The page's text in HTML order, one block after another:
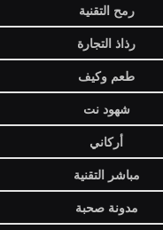
رمح التقنية
رذاذ التجارة
طعم وكيف
شهود نت
أركاني
مباشر التقنية
مدونة صحبة